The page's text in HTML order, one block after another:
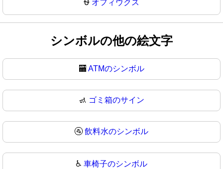
⛎ オフィウクス
シンボルの他の絵文字
🏧 ATMのシンボル
🚮 ゴミ箱のサイン
🚰 飲料水のシンボル
♿ 車椅子のシンボル